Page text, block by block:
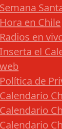
Semana
Hora en Chile
Radios en
Inserta el
web
Política de
Calendario
Calendario
Calendario